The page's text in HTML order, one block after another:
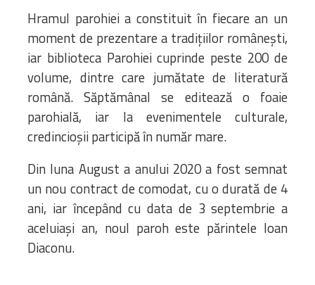
Hramul parohiei a constituit în fiecare an un
moment de prezentare a tradițiilor românești,
iar biblioteca Parohiei cuprinde peste 200 de
volume, dintre care jumătate de literatură
română. Săptămânal se editează o foaie
parohială, iar la evenimentele culturale,
credincioșii participă în număr mare.
Din luna August a anului 2020 a fost semnat
un nou contract de comodat, cu o durată de 4
ani, iar începând cu data de 3 septembrie a
aceluiași an, noul paroh este părintele Ioan
Diaconu.